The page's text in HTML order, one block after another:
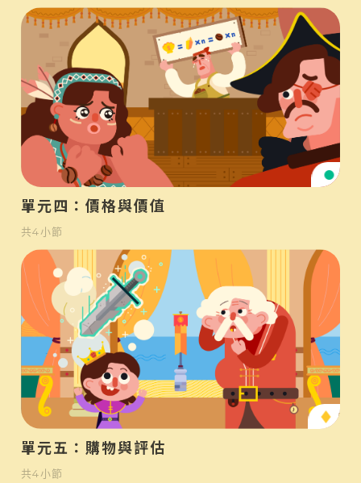
單元四：價格與價值
共4小節
中
單元五：購物與評估
共4小節